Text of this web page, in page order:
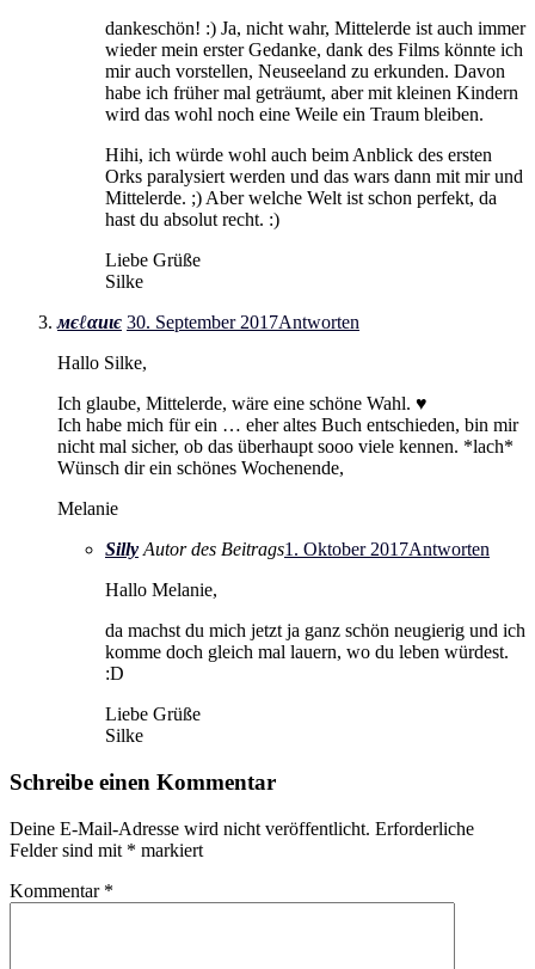
dankeschön! :) Ja, nicht wahr, Mittelerde ist auch immer
wieder mein erster Gedanke, dank des Films könnte ich
mir auch vorstellen, Neuseeland zu erkunden. Davon
habe ich früher mal geträumt, aber mit kleinen Kindern
wird das wohl noch eine Weile ein Traum bleiben.
Hihi, ich würde wohl auch beim Anblick des ersten
Orks paralysiert werden und das wars dann mit mir und
Mittelerde. ;) Aber welche Welt ist schon perfekt, da
hast du absolut recht. :)
Liebe Grüße
Silke
мєℓαиιє 30. September 2017Antworten
Hallo Silke,
Ich glaube, Mittelerde, wäre eine schöne Wahl. ♥
Ich habe mich für ein … eher altes Buch entschieden, bin mir
nicht mal sicher, ob das überhaupt sooo viele kennen. *lach*
Wünsch dir ein schönes Wochenende,
Melanie
Silly Autor des Beitrags1. Oktober 2017Antworten
Hallo Melanie,
da machst du mich jetzt ja ganz schön neugierig und ich
komme doch gleich mal lauern, wo du leben würdest.
:D
Liebe Grüße
Silke
Schreibe einen Kommentar
Deine E-Mail-Adresse wird nicht veröffentlicht. Erforderliche
Felder sind mit * markiert
Kommentar *